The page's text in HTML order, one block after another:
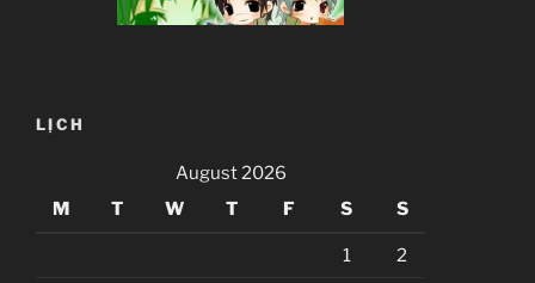
LỊCH
August 2026
M
T W T F S S
1 2